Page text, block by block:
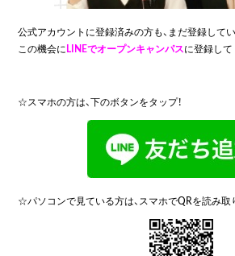
公式アカウントに登録済みの方も、まだ登録して
この機会にLINEでオープンキャンパスに登録して
☆スマホの方は、下のボタンをタップ！
☆パソコンで見ている方は、スマホでQRを読み取